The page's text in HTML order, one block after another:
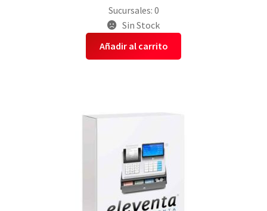
Sucursales: 0
Sin Stock
Añadir al carrito